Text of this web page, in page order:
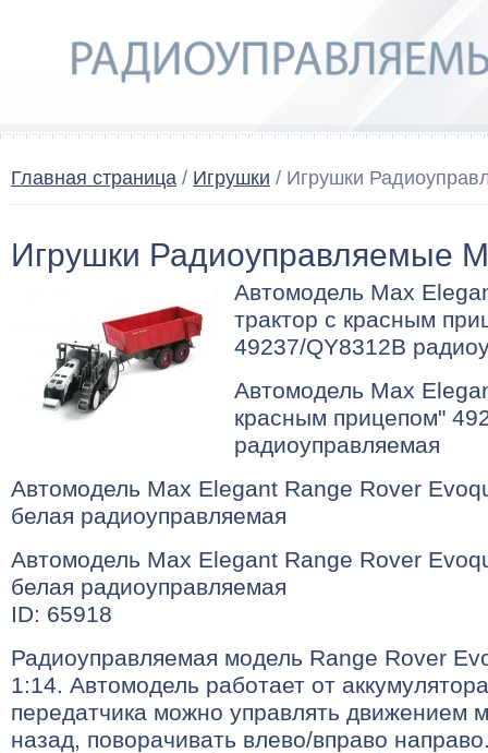
Главная страница / Игрушки / Игрушки
Игрушки Радиоуправляемые
Автомодель Max
трактор с красным
49237/QY8312B
Автомодель Max
красным прицепом"
радиоуправляемая
Автомодель Max Elegant Range Rover
белая радиоуправляемая
Автомодель Max Elegant Range Rover
белая радиоуправляемая
ID: 65918
Радиоуправляемая модель Range Rover
1:14. Автомодель работает от
передатчика можно управлять движением
назад, поворачивать влево/вправо